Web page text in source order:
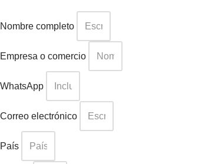
Nombre completo
Empresa o comercio
WhatsApp
Correo electrónico
País